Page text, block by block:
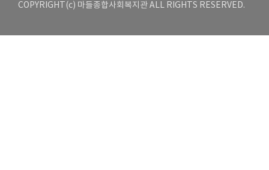
COPYRIGHT(c) 마들종합사회복지관 ALL RIGHTS RESERVED.